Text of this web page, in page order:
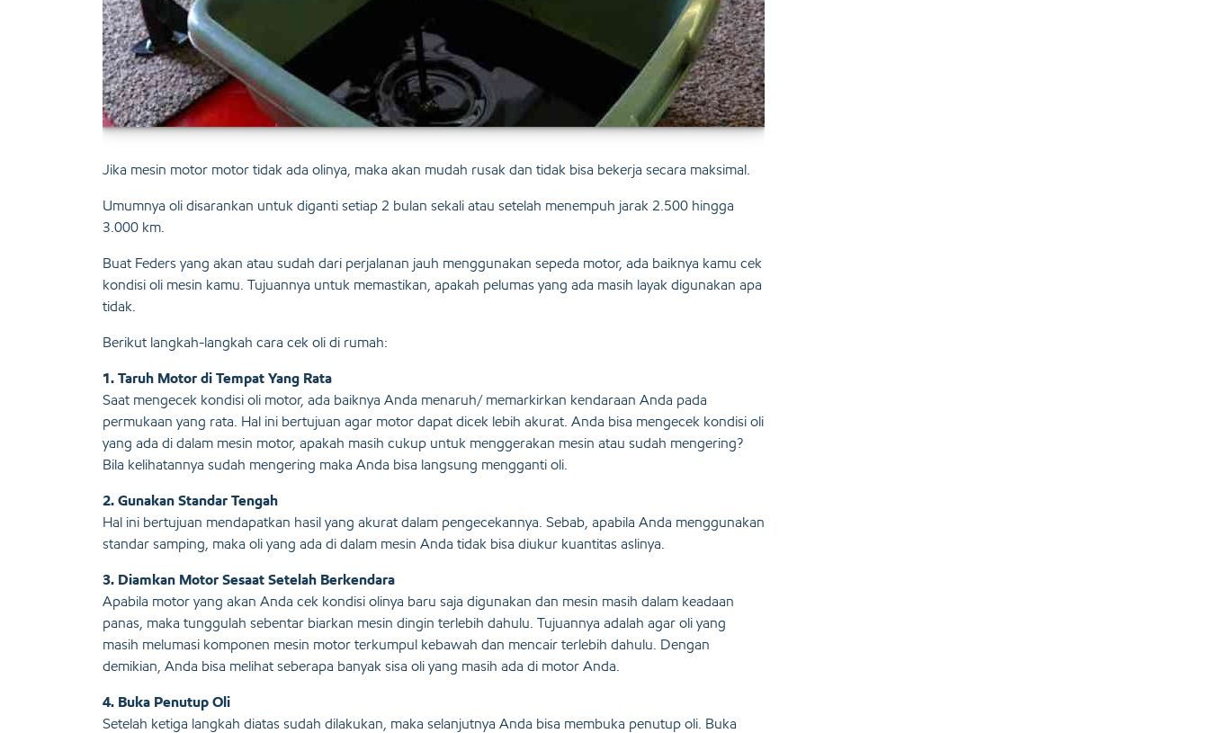
Jika mesin motor motor tidak ada olinya, maka akan mudah rusak dan tidak bisa bekerja secara maksimal.
Umumnya oli disarankan untuk diganti setiap 2 bulan sekali atau setelah menempuh jarak 2.500 hingga
3.000 km.
Buat Feders yang akan atau sudah dari perjalanan jauh menggunakan sepeda motor, ada baiknya kamu cek
kondisi oli mesin kamu. Tujuannya untuk memastikan, apakah pelumas yang ada masih layak digunakan apa
tidak.
Berikut langkah-langkah cara cek oli di rumah:
1. Taruh Motor di Tempat Yang Rata
Saat mengecek kondisi oli motor, ada baiknya Anda menaruh/ memarkirkan kendaraan Anda pada
permukaan yang rata. Hal ini bertujuan agar motor dapat dicek lebih akurat. Anda bisa mengecek kondisi oli
yang ada di dalam mesin motor, apakah masih cukup untuk menggerakan mesin atau sudah mengering?
Bila kelihatannya sudah mengering maka Anda bisa langsung mengganti oli.
2. Gunakan Standar Tengah
Hal ini bertujuan mendapatkan hasil yang akurat dalam pengecekannya. Sebab, apabila Anda menggunakan
standar samping, maka oli yang ada di dalam mesin Anda tidak bisa diukur kuantitas aslinya.
3. Diamkan Motor Sesaat Setelah Berkendara
Apabila motor yang akan Anda cek kondisi olinya baru saja digunakan dan mesin masih dalam keadaan
panas, maka tunggulah sebentar biarkan mesin dingin terlebih dahulu. Tujuannya adalah agar oli yang
masih melumasi komponen mesin motor terkumpul kebawah dan mencair terlebih dahulu. Dengan
demikian, Anda bisa melihat seberapa banyak sisa oli yang masih ada di motor Anda.
4. Buka Penutup Oli
Setelah ketiga langkah diatas sudah dilakukan, maka selanjutnya Anda bisa membuka penutup oli. Buka